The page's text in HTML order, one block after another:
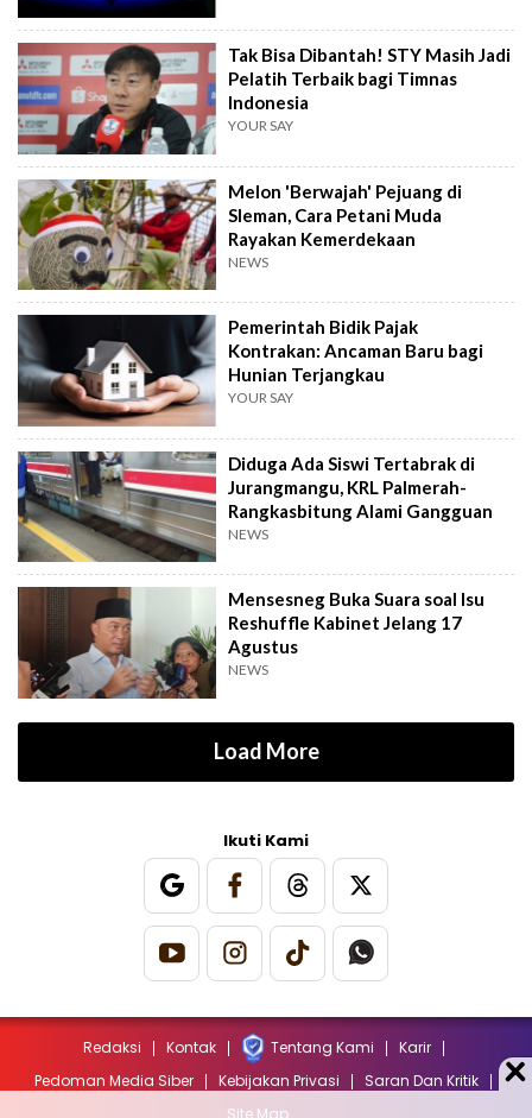
Tak Bisa Dibantah! STY Masih Jadi
Pelatih Terbaik bagi Timnas
Indonesia
YOUR SAY
Melon 'Berwajah' Pejuang di
Sleman, Cara Petani Muda
Rayakan Kemerdekaan
NEWS
Pemerintah Bidik Pajak
Kontrakan: Ancaman Baru bagi
Hunian Terjangkau
YOUR SAY
Diduga Ada Siswi Tertabrak di
Jurangmangu, KRL Palmerah-
Rangkasbitung Alami Gangguan
NEWS
Mensesneg Buka Suara soal Isu
Reshuffle Kabinet Jelang 17
Agustus
NEWS
Load More
Ikuti Kami
Redaksi Kontak Tentang Kami
Karir
Pedoman Media Siber
Kebijakan Privasi
Saran Dan Kritik